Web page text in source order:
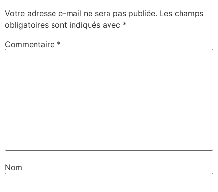
Votre adresse e-mail ne sera pas publiée. Les champs
obligatoires sont indiqués avec *
Commentaire *
Nom